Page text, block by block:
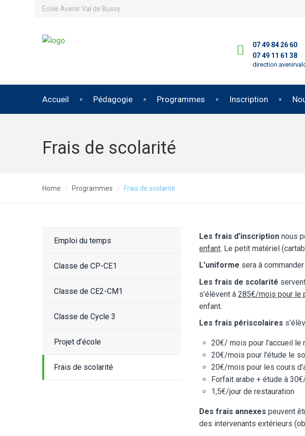
Ecole Avenir Val de Bussy
07 49 84 26 60
07 49 11 61 38
Accueil Pédagogie Programmes Inscription
Frais de scolarité
Home Programmes Frais de scolarité
Emploi du temps
Classe de CP-CE1
Classe de CE2-CM1
Classe de Cycle 3
Projet d’école
Frais de scolarité
Les frais d’inscription nous
enfant. Le petit matériel
L’uniforme sera à
Les frais de scolarité
s’élèvent à 285€/mois pour le
enfant.
Les frais périscolaires
20€/ mois pour l’accueil le
20€/mois pour l’étude le
20€/mois pour les cours
Forfait arabe + étude à
1,5€/jour de restauration
Des frais annexes peuvent
des intervenants extérieurs